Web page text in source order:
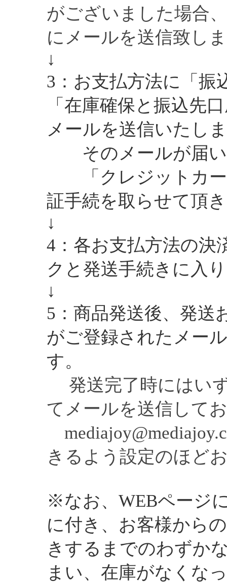
がございました場合
にメールを送信致し
↓
3：お支払方法に「振
「在庫確保と振込先
メールを送信いたし
そのメールが届い
「クレジットカー
証手続を取らせて頂
↓
4：各お支払方法の決
クと発送手続きに入
↓
5：商品発送後、発送
がご登録されたメー
す。
発送完了時にはい
てメールを送信して
きるよう設定のほど
※なお、WEBページ
に付き、お客様から
きするまでのわずか
まい、在庫がなくな